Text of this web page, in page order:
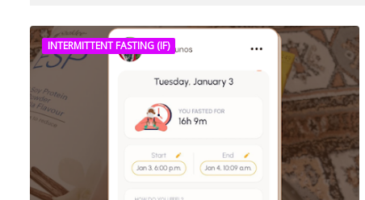
INTERMITTENT FASTING (IF)